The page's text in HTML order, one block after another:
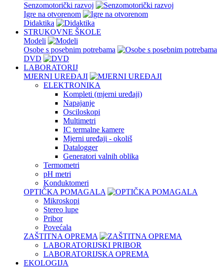
Senzomotorički razvoj
Igre na otvorenom
Didaktika
STRUKOVNE ŠKOLE
Modeli
Osobe s posebnim potrebama
DVD
LABORATORIJ
MJERNI UREĐAJI
ELEKTRONIKA
Kompleti (mjerni uređaji)
Napajanje
Osciloskopi
Multimetri
IC termalne kamere
Mjerni uređaji - okoliš
Datalogger
Generatori valnih oblika
Termometri
pH metri
Konduktomeri
OPTIČKA POMAGALA
Mikroskopi
Stereo lupe
Pribor
Povećala
ZAŠTITNA OPREMA
LABORATORIJSKI PRIBOR
LABORATORIJSKA OPREMA
EKOLOGIJA